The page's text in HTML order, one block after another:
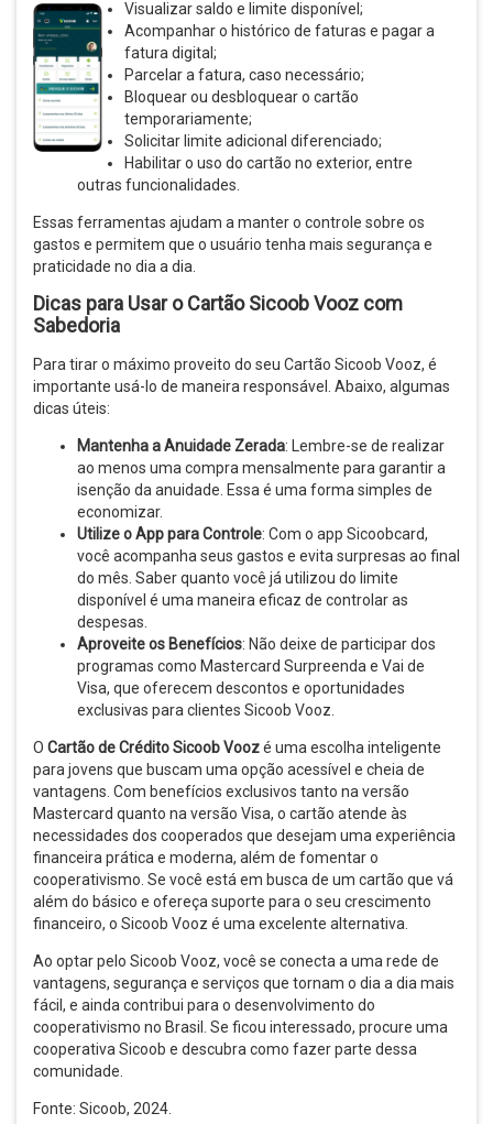
Visualizar saldo e limite disponível;
Acompanhar o histórico de faturas e pagar a
fatura digital;
Parcelar a fatura, caso necessário;
Bloquear ou desbloquear o cartão
temporariamente;
Solicitar limite adicional diferenciado;
Habilitar o uso do cartão no exterior, entre
outras funcionalidades.
Essas ferramentas ajudam a manter o controle sobre os
gastos e permitem que o usuário tenha mais segurança e
praticidade no dia a dia.
Dicas para Usar o Cartão Sicoob Vooz com
Sabedoria
Para tirar o máximo proveito do seu Cartão Sicoob Vooz, é
importante usá-lo de maneira responsável. Abaixo, algumas
dicas úteis:
Mantenha a Anuidade Zerada: Lembre-se de realizar
ao menos uma compra mensalmente para garantir a
isenção da anuidade. Essa é uma forma simples de
economizar.
Utilize o App para Controle: Com o app Sicoobcard,
você acompanha seus gastos e evita surpresas ao final
do mês. Saber quanto você já utilizou do limite
disponível é uma maneira eficaz de controlar as
despesas.
Aproveite os Benefícios: Não deixe de participar dos
programas como Mastercard Surpreenda e Vai de
Visa, que oferecem descontos e oportunidades
exclusivas para clientes Sicoob Vooz.
O Cartão de Crédito Sicoob Voozé uma escolha inteligente
para jovens que buscam uma opção acessível e cheia de
vantagens. Com benefícios exclusivos tanto na versão
Mastercard quanto na versão Visa, o cartão atende às
necessidades dos cooperados que desejam uma experiência
financeira prática e moderna, além de fomentar o
cooperativismo. Se você está em busca de um cartão que vá
além do básico e ofereça suporte para o seu crescimento
financeiro, o Sicoob Vooz é uma excelente alternativa.
Ao optar pelo Sicoob Vooz, você se conecta a uma rede de
vantagens, segurança e serviços que tornam o dia a dia mais
fácil, e ainda contribui para o desenvolvimento do
cooperativismo no Brasil. Se ficou interessado, procure uma
cooperativa Sicoob e descubra como fazer parte dessa
comunidade.
Fonte: Sicoob, 2024.